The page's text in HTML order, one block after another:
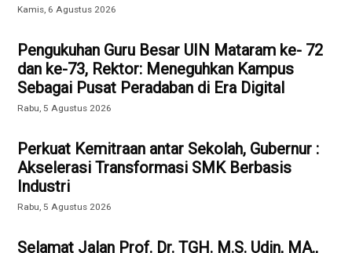
Kamis, 6 Agustus 2026
Pengukuhan Guru Besar UIN Mataram ke- 72
dan ke-73, Rektor: Meneguhkan Kampus
Sebagai Pusat Peradaban di Era Digital
Rabu, 5 Agustus 2026
Perkuat Kemitraan antar Sekolah, Gubernur :
Akselerasi Transformasi SMK Berbasis
Industri
Rabu, 5 Agustus 2026
Selamat Jalan Prof. Dr. TGH. M.S. Udin, MA.,